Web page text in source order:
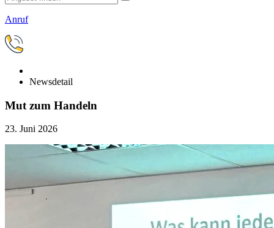
Anruf
Newsdetail
Mut zum Handeln
23. Juni 2026